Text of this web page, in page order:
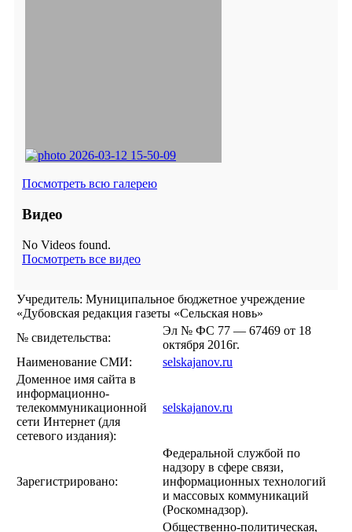
Посмотреть всю галерею
Видео
No Videos found.
Посмотреть все видео
Учредитель: Муниципальное бюджетное учреждение
«Дубовская редакция газеты «Сельская новь»
№ свидетельства:
Эл № ФС 77 — 67469 от 18
октября 2016г.
Наименование СМИ:
selskajanov.ru
Доменное имя сайта в
информационно-
телекоммуникационной
сети Интернет (для
сетевого издания):
selskajanov.ru
Зарегистрировано:
Федеральной службой по
надзору в сфере связи,
информационных технологий
и массовых коммуникаций
(Роскомнадзор).
Общественно-политическая,